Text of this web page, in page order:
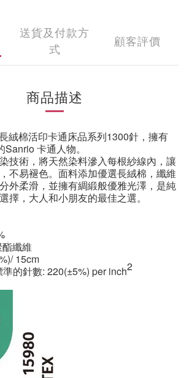
送貨及付款方
式
顧客評價
商品描述
絨棉活印卡通床品系列1300針 ，擁有
卡通人物。
技術，將天然染料滲入每根紗線內，讓
不易褪色。面料添加優選長絨棉，纖維
外柔滑，並擁有綢緞般優雅光澤，是純
擇，大人和小朋友的最佳之選。
纖維
15cm
的針數: 220(±5%) per inch2